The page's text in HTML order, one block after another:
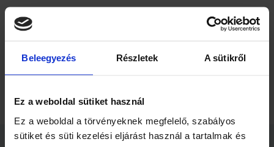
Beleegyezés Részletek A sütikről
Ez a weboldal sütiket használ
Ez a weboldal a törvényeknek megfelelő, szabályos
sütiket és süti kezelési eljárást használ a tartalmak és
Nem tudja megcsinálni a házikat,
ebből)
következőn.